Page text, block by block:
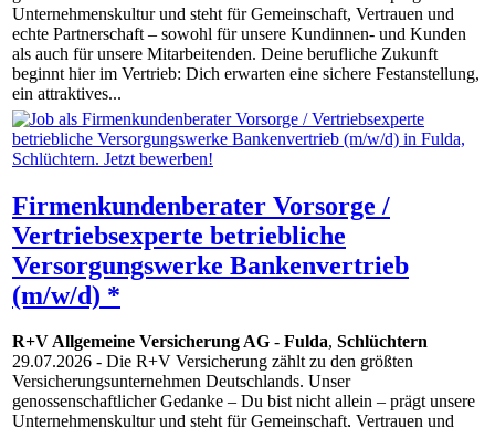
Unternehmenskultur und steht für Gemeinschaft, Vertrauen und
echte Partnerschaft – sowohl für unsere Kundinnen- und Kunden
als auch für unsere Mitarbeitenden. Deine berufliche Zukunft
beginnt hier im Vertrieb: Dich erwarten eine sichere Festanstellung,
ein attraktives...
Firmenkundenberater Vorsorge /
Vertriebsexperte betriebliche
Versorgungswerke Bankenvertrieb
(m/w/d) *
R+V Allgemeine Versicherung AG - Fulda, Schlüchtern
29.07.2026 - Die R+V Versicherung zählt zu den größten
Versicherungsunternehmen Deutschlands. Unser
genossenschaftlicher Gedanke – Du bist nicht allein – prägt unsere
Unternehmenskultur und steht für Gemeinschaft, Vertrauen und